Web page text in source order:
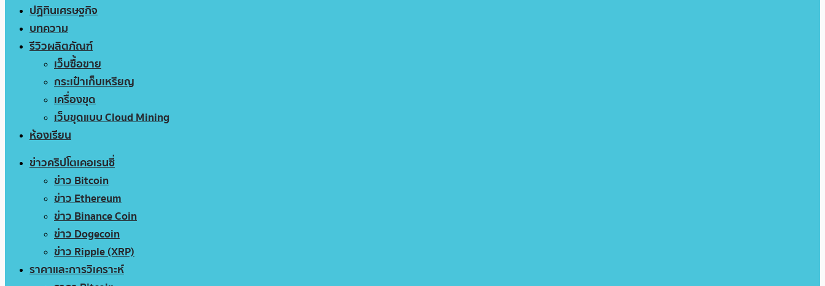
ปฏิทินเศรษฐกิจ
บทความ
รีวิวผลิตภัณฑ์
เว็บซื้อขาย
กระเป๋าเก็บเหรียญ
เครื่องขุด
เว็บขุดแบบ Cloud Mining
ห้องเรียน
ข่าวคริปโตเคอเรนซี่
ข่าว Bitcoin
ข่าว Ethereum
ข่าว Binance Coin
ข่าว Dogecoin
ข่าว Ripple (XRP)
ราคาและการวิเคราะห์